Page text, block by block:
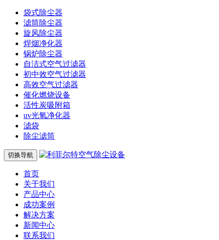
袋式除尘器
滤筒除尘器
旋风除尘器
焊烟净化器
锅炉除尘器
自洁式空气过滤器
初中效空气过滤器
高效空气过滤器
催化燃烧设备
活性炭吸附箱
uv光氧净化器
滤袋
除尘滤筒
切换导航
首页
关于我们
产品中心
成功案例
解决方案
新闻中心
联系我们